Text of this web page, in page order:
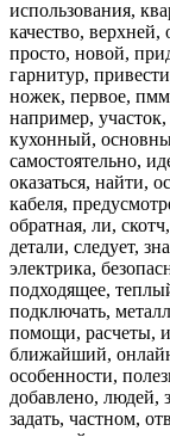
использования,
качество,
просто, новой,
гарнитур,
ножек, первое,
например,
кухонный,
самостоятельно,
оказаться, найти,
кабеля,
обратная, ли,
детали, следует,
электрика,
подходящее,
подключать,
помощи, расчеты,
ближайший,
особенности,
добавлено, людей,
задать, частном,